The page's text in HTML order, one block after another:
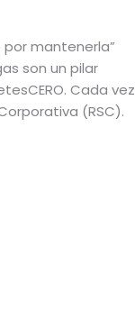
por mantenerla”
son un pilar
Cada vez
(RSC).